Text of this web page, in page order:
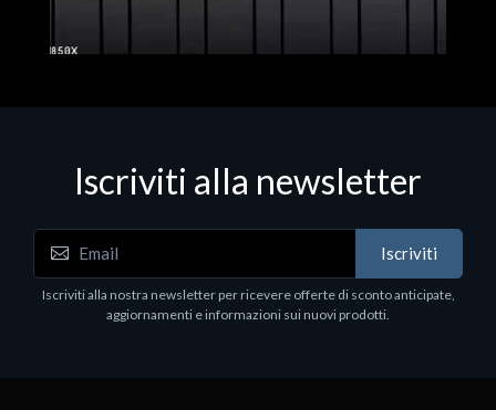
WD_BLACK SN850X NVMe SSD
WDBB9H0020BNC - SSD - 2 TB - interno - M.2
2280 - PCIe 4.0 (NVMe) - dissipatore integrato -
nero
Iscriviti alla newsletter
Iscriviti
Iscriviti alla nostra newsletter per ricevere offerte di sconto anticipate,
aggiornamenti e informazioni sui nuovi prodotti.